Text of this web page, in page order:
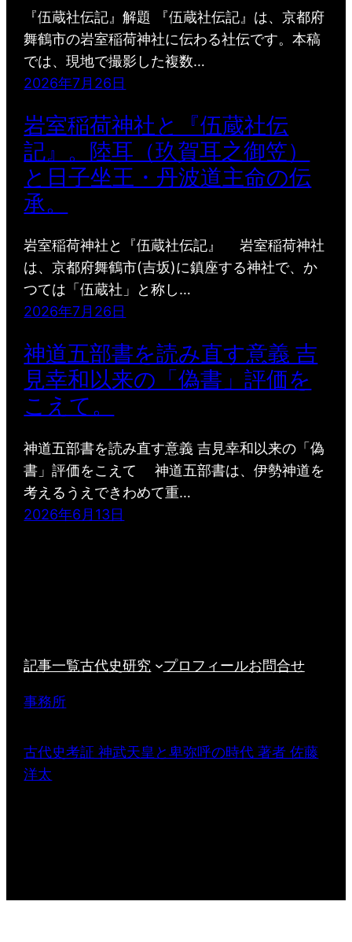
『伍蔵社伝記』解題 『伍蔵社伝記』は、京都府
舞鶴市の岩室稲荷神社に伝わる社伝です。本稿
では、現地で撮影した複数…
2026年7月26日
岩室稲荷神社と『伍蔵社伝
記』。陸耳（玖賀耳之御笠）
と日子坐王・丹波道主命の伝
承。
岩室稲荷神社と『伍蔵社伝記』 岩室稲荷神社
は、京都府舞鶴市(吉坂)に鎮座する神社で、か
つては「伍蔵社」と称し…
2026年7月26日
神道五部書を読み直す意義 吉
見幸和以来の「偽書」評価を
こえて。
神道五部書を読み直す意義 吉見幸和以来の「偽
書」評価をこえて 神道五部書は、伊勢神道を
考えるうえできわめて重…
2026年6月13日
記事一覧古代史研究 プロフィールお問合せ
事務所
古代史考証 神武天皇と卑弥呼の時代 著者 佐藤
洋太